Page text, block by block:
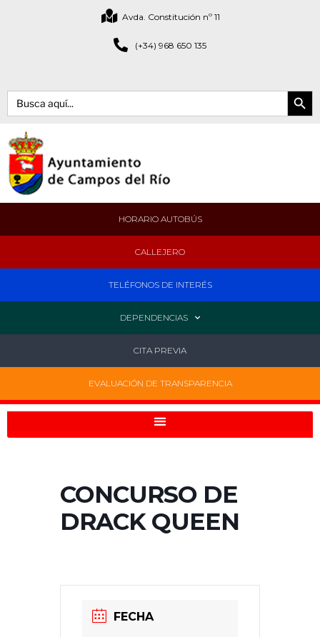
Avda. Constitución nº 11
(+34) 968 650 135
Buscar: Botón de
HORARIO AUTOBÚS
CALLEJERO
TELÉFONOS DE INTERÉS
DEPENDENCIAS
CITA PREVIA
EVALUACIÓN DE TRANSPARENCIA
CONCURSO DE
DRACK QUEEN
FECHA